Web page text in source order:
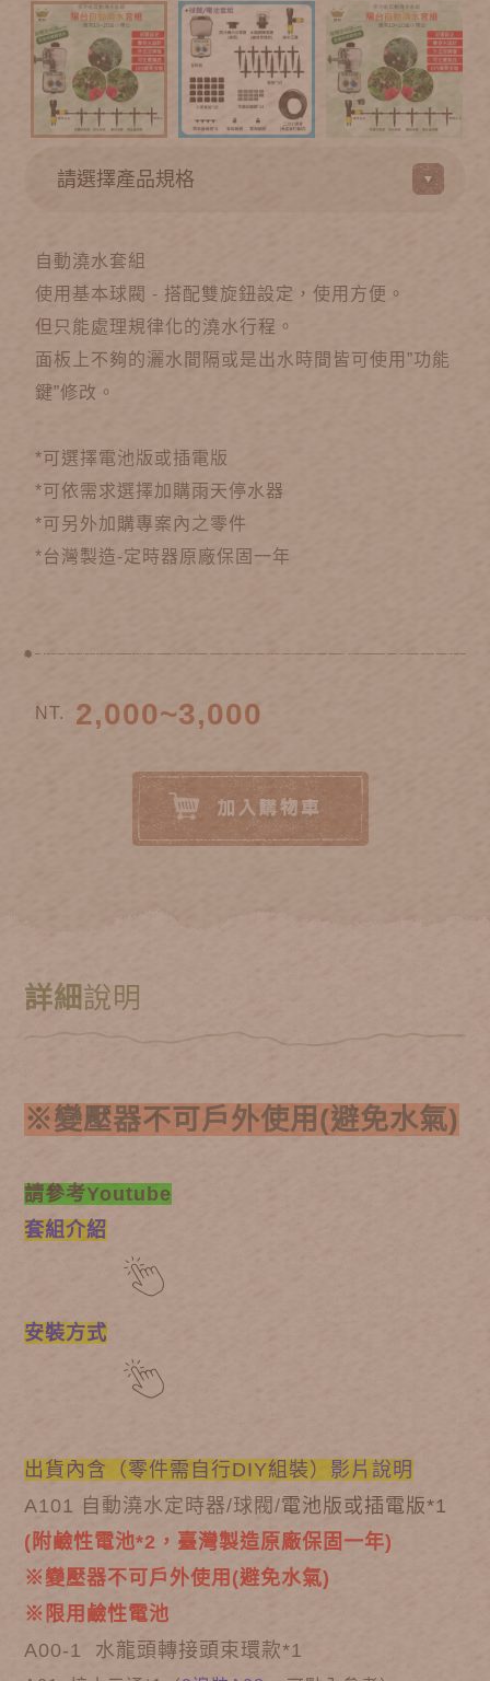
自動澆水套組
使用基本球閥 - 搭配雙旋鈕設定，使用方便。
但只能處理規律化的澆水行程。
面板上不夠的灑水間隔或是出水時間皆可使用”功能
鍵”修改。
*可選擇電池版或插電版
*可依需求選擇加購雨天停水器
*可另外加購專案內之零件
*台灣製造-定時器原廠保固一年
NT. 2,000~3,000
詳細說明
※變壓器不可戶外使用(避免水氣)
請參考Youtube
套組介紹
安裝方式
出貨內含（零件需自行DIY組裝） 影片說明
A101 自動澆水定時器/球閥/電池版或插電版*1
(附鹼性電池*2，臺灣製造原廠保固一年)
※變壓器不可戶外使用(避免水氣)
※限用鹼性電池
A00-1 水龍頭轉接頭束環款*1